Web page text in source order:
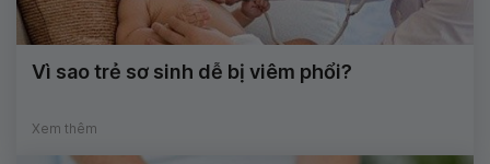
Vì sao trẻ sơ sinh dễ bị viêm phổi?
Xem thêm